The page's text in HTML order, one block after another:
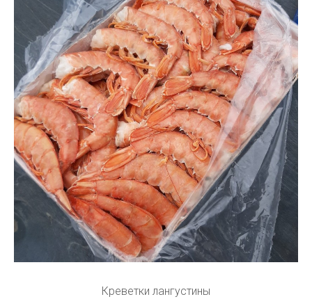
Креветки лангустины